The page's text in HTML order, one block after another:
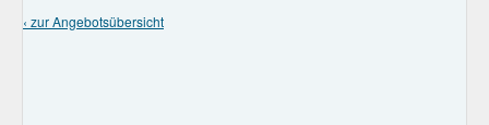
‹ zur Angebotsübersicht